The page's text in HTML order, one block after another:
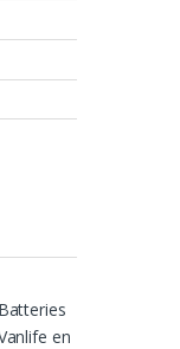
en